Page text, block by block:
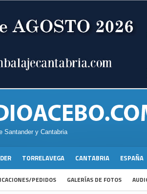
Santander y Cantabria
TORRELAVEGA CANTABRIA ESPAÑA
PEDIDOS GALERÍAS DE FOTOS